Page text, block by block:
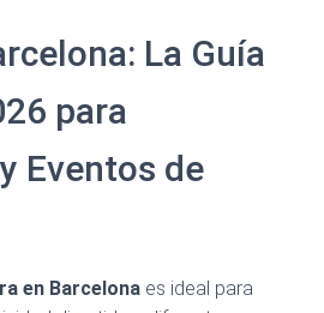
La Guía
para
Eventos de
en Barcelona es ideal para